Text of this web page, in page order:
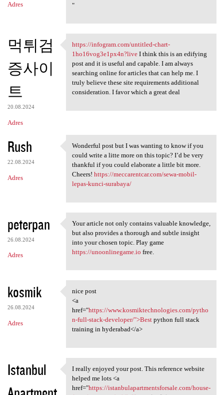
Adres "
먹튀검
증사이
트
20.08.2024
Adres
https://infogram.com/untitled
https://infogram.com/untitled-chart-
1ho16vog3e1px4n?liveI think this is an edifying
post and it is useful and capable. I am always
searching online for articles that can help me. I
truly believe these site requirements additional
consideration. I favor which a great deal
Rush
22.08.2024
Adres
Wonderful post but I was
Wonderful post but I was wanting to know if you
could write a litte more on this topic? I’d be very
thankful if you could elaborate a little bit more.
Cheers! https://meccarentcar.com/sewa-mobil-
lepas-kunci-surabaya/
peterpan
26.08.2024
Adres
Your article not only
Your article not only contains valuable knowledge,
but also provides a thorough and subtle insight
into your chosen topic. Play game
https://unoonlinegame.io free.
kosmik
26.08.2024
Adres
nice post
nice post
<a
href="https://www.kosmiktechnologies.com/pytho
n-full-stack-developer/">Bestpython full stack
training in hyderabad</a>
Istanbul
I really enjoyed your post.
I really enjoyed your post. This reference website
helped me lots <a
href="https://istanbulapartmentsforsale.com/house-